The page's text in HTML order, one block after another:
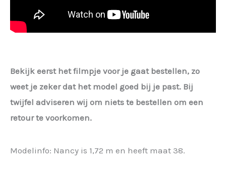
Bekijk eerst het filmpje voor je gaat bestellen, zo
weet je zeker dat het model goed bij je past. Bij
twijfel adviseren wij om niets te bestellen om een
retour te voorkomen.
Modelinfo: Nancy is 1,72 m en heeft maat 38.